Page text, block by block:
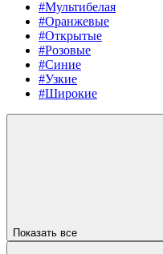
#Мультибелая
#Оранжевые
#Открытые
#Розовые
#Синие
#Узкие
#Широкие
Показать все